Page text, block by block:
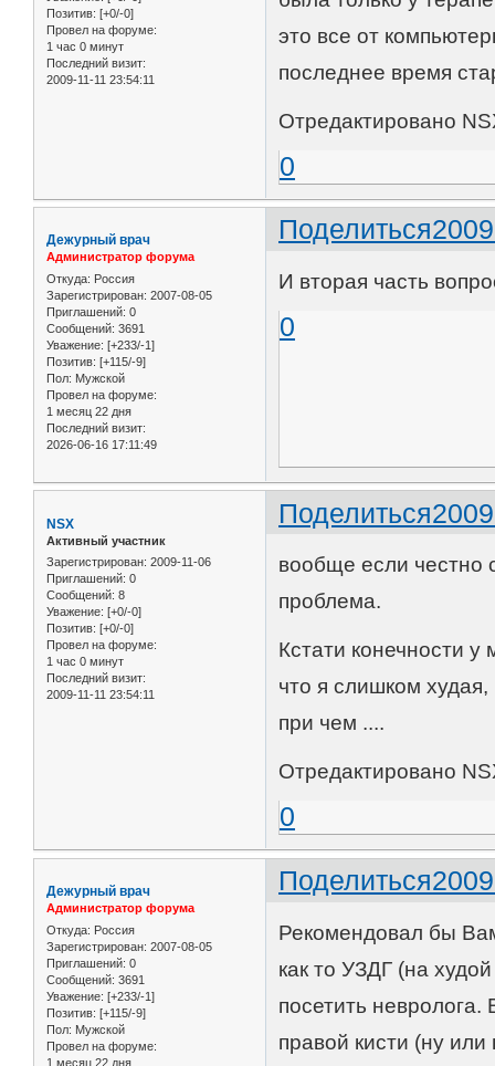
Позитив: [+0/-0]
Провел на форуме:
1 час 0 минут
Последний визит:
2009-11-11 23:54:11
это все от
последнее время
Отредактировано
0
Поделиться
Дежурный врач
Администратор форума
Откуда: Россия
Зарегистрирован: 2007-08-05
Приглашений: 0
Сообщений: 3691
Уважение: [+233/-1]
Позитив: [+115/-9]
Пол: Мужской
Провел на форуме:
1 месяц 22 дня
Последний визит:
2026-06-16 17:11:49
И вторая часть
0
Поделиться
NSX
Активный участник
Зарегистрирован: 2009-11-06
Приглашений: 0
Сообщений: 8
Уважение: [+0/-0]
Позитив: [+0/-0]
Провел на форуме:
1 час 0 минут
Последний визит:
2009-11-11 23:54:11
вообще если честно
проблема.
Кстати конечности у
что я слишком
при чем ....
Отредактировано
0
Поделиться
Дежурный врач
Администратор форума
Откуда: Россия
Зарегистрирован: 2007-08-05
Приглашений: 0
Сообщений: 3691
Уважение: [+233/-1]
Позитив: [+115/-9]
Пол: Мужской
Провел на форуме:
1 месяц 22 дня
Рекомендовал бы
как то УЗДГ (на
посетить
правой кисти (ну